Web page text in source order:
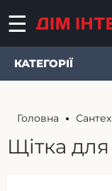
КАТЕГОРІЇ
Головна
Щітка